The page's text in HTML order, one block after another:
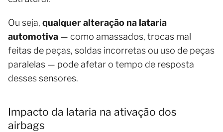
Ou seja, qualquer alteração na lataria
automotiva — como amassados, trocas mal
feitas de peças, soldas incorretas ou uso de peças
paralelas — pode afetar o tempo de resposta
desses sensores.
Impacto da lataria na ativação dos
airbags